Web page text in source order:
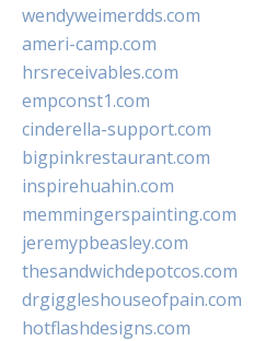
wendyweimerdds.com
ameri-camp.com
hrsreceivables.com
empconst1.com
cinderella-support.com
bigpinkrestaurant.com
inspirehuahin.com
memmingerspainting.com
jeremypbeasley.com
thesandwichdepotcos.com
drgiggleshouseofpain.com
hotflashdesigns.com